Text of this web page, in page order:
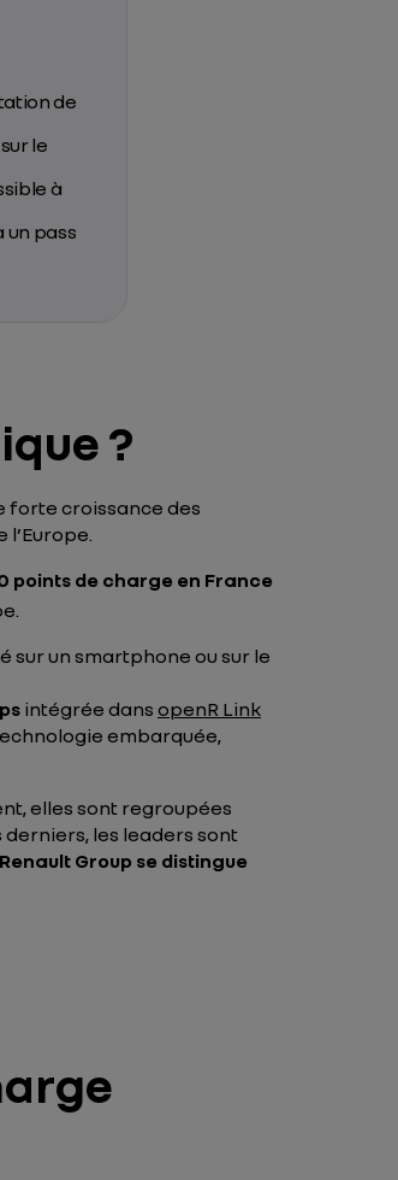
de
le
à
un pass
?
forte croissance des
points de charge en France
sur un smartphone ou sur le
intégrée dans openR Link
embarquée,
elles sont regroupées
les leaders sont
Renault Group se distingue